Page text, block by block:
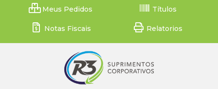
Meus Pedidos Títulos
Notas Fiscais Relatorios